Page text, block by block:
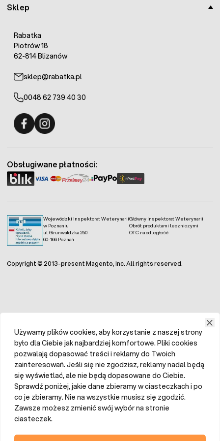
Pojemność:
W utrzymaniu prawidłowego nawilżenia gleby pomocny
może bycHydrożel Magazyn Wody dla roślin.
Sklep
Rabatka
Piotrów 18
62-814 Blizanów
sklep@rabatka.pl
0048 62 739 40 30
Wojewódzki Inspektorat Weterynarii
w Poznaniu
ul. Grunwaldzka 250
60-166 Poznań
Główny Inspektorat Weterynarii
Obrót produktami leczniczymi
OTC na odległość
Obsługiwane płatności:
Copyright © 2013-present Magento, Inc. All rights reserved.
Używamy plików cookies, aby korzystanie z naszej strony
było dla Ciebie jak najbardziej komfortowe. Pliki cookies
pozwalają dopasować treści i reklamy do Twoich
zainteresowań. Jeśli się nie zgodzisz, reklamy nadal będą
się wyświetlać, ale nie będą dopasowane do Ciebie.
Sprawdź poniżej, jakie dane zbieramy w ciasteczkach i po
co je zbieramy. Nie na wszystkie musisz się zgodzić.
Zawsze możesz zmienić swój wybór na stronie
ciasteczek.